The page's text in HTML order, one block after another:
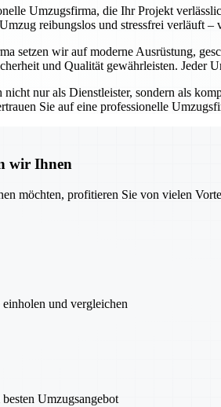
Umzugsfirma, die Ihr Projekt
reibungslos und stressfrei verläuft
setzen wir auf moderne Ausrüstung,
und Qualität gewährleisten.
nicht nur als Dienstleister, sondern als
Sie auf eine professionelle
wir Ihnen
möchten, profitieren Sie von vielen
und vergleichen
Umzugsangebot